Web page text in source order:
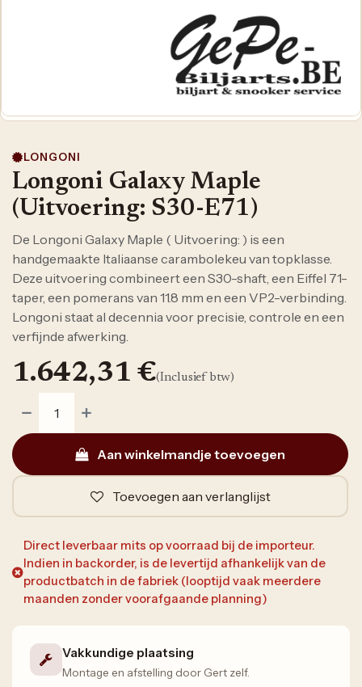
LONGONI
Longoni Galaxy Maple
(Uitvoering: S30-E71)
De Longoni Galaxy Maple ( Uitvoering: ) is een
handgemaakte Italiaanse carambolekeu van topklasse.
Deze uitvoering combineert een S30-shaft, een Eiffel 71-
taper, een pomerans van 11.8 mm en een VP2-verbinding.
Longoni staat al decennia voor precisie, controle en een
verfijnde afwerking.
Aan winkelmandje toevoegen
Toevoegen aan verlanglijst
1.642,31 €(Inclusief btw)
Direct leverbaar mits op voorraad bij de importeur.
Indien in backorder, is de levertijd afhankelijk van de
productbatch in de fabriek (looptijd vaak meerdere
maanden zonder voorafgaande planning)
Vakkundige plaatsing
Montage en afstelling door Gert zelf.